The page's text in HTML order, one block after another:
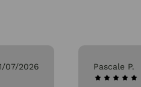
26/07/2026